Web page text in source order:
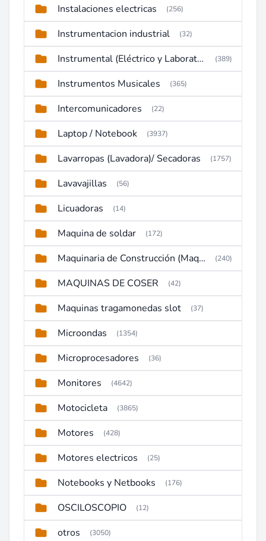
Instalaciones electricas (256)
Instrumentacion industrial (32)
Instrumental (Eléctrico y Laboratorio) (389)
Instrumentos Musicales (365)
Intercomunicadores (22)
Laptop / Notebook (3937)
Lavarropas (Lavadora)/ Secadoras (1757)
Lavavajillas (56)
Licuadoras (14)
Maquina de soldar (172)
Maquinaria de Construcción (Maquinaria Pesada) (240)
MAQUINAS DE COSER (42)
Maquinas tragamonedas slot (37)
Microondas (1354)
Microprocesadores (36)
Monitores (4642)
Motocicleta (3865)
Motores (428)
Motores electricos (25)
Notebooks y Netbooks (176)
OSCILOSCOPIO (12)
otros (3050)